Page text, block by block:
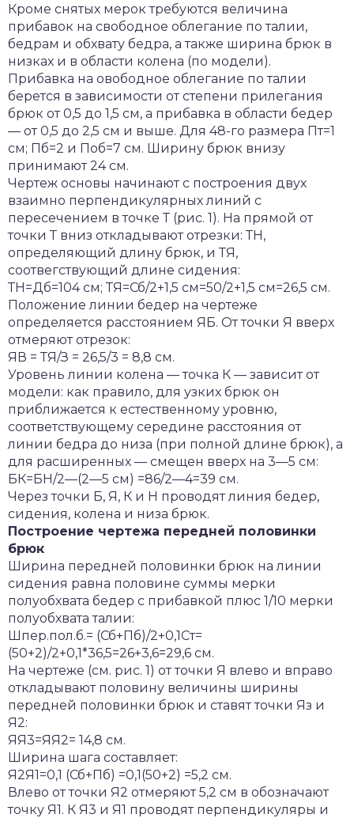
Кроме снятых мерок требуются величина
прибавок на свободное облегание по талии,
бедрам и обхвату бедра, а также ширина брюк в
низках и в области колена (по модели).
Прибавка на овободное облегание по талии
берется в зависимости от степени прилегания
брюк от 0,5 до 1,5 см, а прибавка в области бедер
— от 0,5 до 2,5 см и выше. Для 48-го размера Пт=1
см; Пб=2 и Поб=7 см. Ширину брюк внизу
принимают 24 см.
Чертеж основы начинают с построения двух
взаимно перпендикулярных линий с
пересечением в точке Т (рис. 1). На прямой от
точки Т вниз откладывают отрезки: ТН,
определяющий длину брюк, и ТЯ,
соотвегствующий длине сидения:
ТН=Дб=104 см; ТЯ=Сб/2+1,5 см=50/2+1,5 см=26,5 см.
Положение линии бедер на чертеже
определяется расстоянием ЯБ. От точки Я вверх
отмеряют отрезок:
ЯВ = ТЯ/З = 26,5/3 = 8,8 см.
Уровень линии колена — точка К — зависит от
модели: как правило, для узких брюк он
приближается к естественному уровню,
соответствующему середине расстояния от
линии бедра до низа (при полной длине брюк), а
для расширенных — смещен вверх на 3—5 см:
БК=БН/2—(2—5 см) =86/2—4=39 см.
Через точки Б, Я, К и Н проводят линия бедер,
сидения, колена и низа брюк.
Построение чертежа передней половинки
брюк
Ширина передней половинки брюк на линии
сидения равна половине суммы мерки
полуобхвата бедер с прибавкой плюс 1/10 мерки
полуобхвата талии:
Шпер.пол.б.= (Сб+Пб)/2+0,1Ст=
(50+2)/2+0,1*36,5=26+3,6=29,6 см.
На чертеже (см. рис. 1) от точки Я влево и вправо
откладывают половину величины ширины
передней половинки брюк и ставят точки Яз и
Я2:
ЯЯ3=ЯЯ2= 14,8 см.
Ширина шага составляет:
Я2Я1=0,1 (Сб+Пб) =0,1(50+2) =5,2 см.
Влево от точки Я2 отмеряют 5,2 см в обозначают
точку Я1. К Я3 и Я1 проводят перпендикуляры и